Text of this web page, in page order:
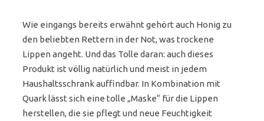
Wie eingangs bereits erwähnt gehört auch Honig zu
den beliebten Rettern in der Not, was trockene
Lippen angeht. Und das Tolle daran: auch dieses
Produkt ist völlig natürlich und meist in jedem
Haushaltsschrank auffindbar. In Kombination mit
Quark lässt sich eine tolle „Maske“ für die Lippen
herstellen, die sie pflegt und neue Feuchtigkeit